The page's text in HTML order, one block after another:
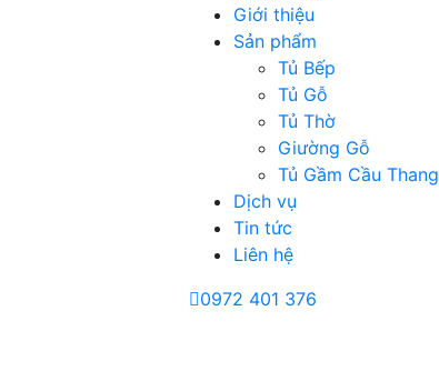
Giới thiệu
Sản phẩm
Tủ Bếp
Tủ Gỗ
Tủ Thờ
Giường Gỗ
Tủ Gầm Cầu Thang
Dịch vụ
Tin tức
Liên hệ
0972 401 376